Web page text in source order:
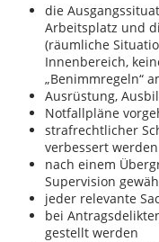
die
Arbeitsplatz und
(räumliche
Innenbereich,
„Benimmregeln“
Ausrüstung,
Notfallpläne
strafrechtlicher
verbessert werden
nach einem
Supervision
jeder relevante
bei
gestellt werden